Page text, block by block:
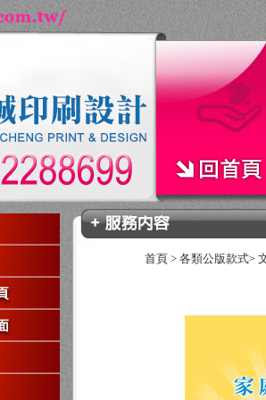
首頁 >各類公版款式>